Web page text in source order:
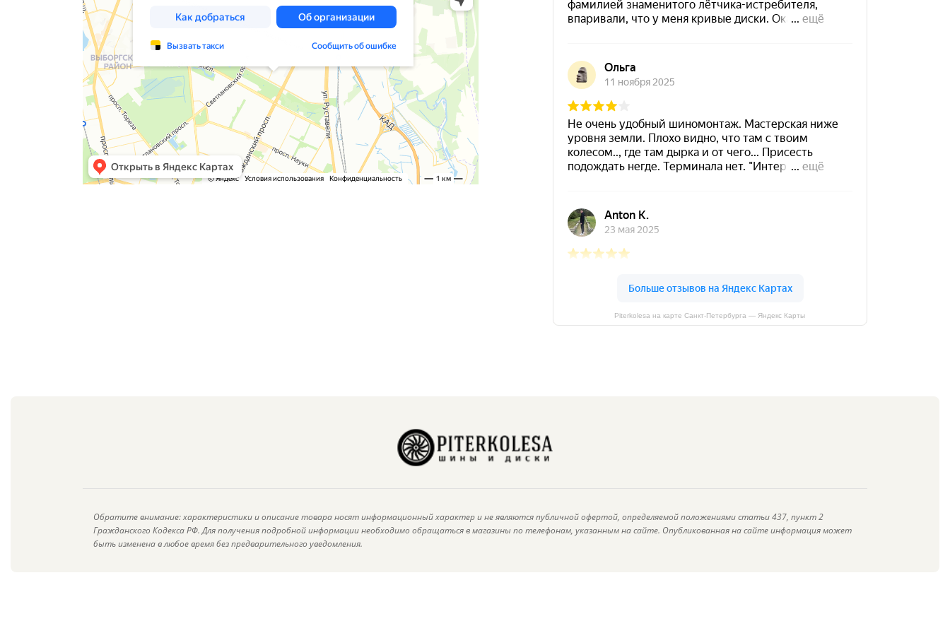
Piterkolesa на карте Санкт‑Петербурга — Яндекс Карты
Обратите внимание: характеристики и описание товара носят информационный характер и не являются публичной офертой, определяемой положениями статьи 437, пункт 2
Гражданского Кодекса РФ. Для получения подробной информации необходимо обращаться в магазины по телефонам, указанным на сайте. Опубликованная на сайте информация может
быть изменена в любое время без предварительного уведомления.